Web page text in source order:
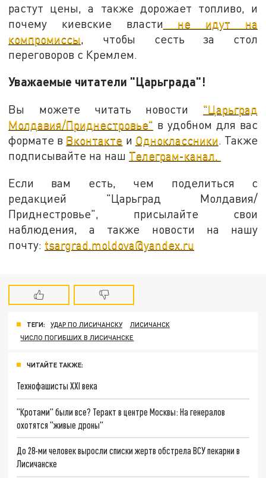
растут цены, а также дорожает топливо, и
почему киевские власти не идут на
компромиссы , чтобы сесть за стол
переговоров с Кремлем.
Уважаемые читатели "Царьграда"!
Вы можете читать новости "Царьград
Молдавия/Приднестровье" в удобном для вас
формате в Вконтакте и Одноклассники. Также
подписывайте на наш Телеграм-канал.
Если вам есть, чем поделиться с
редакцией "Царьград Молдавия/
Приднестровье", присылайте свои
наблюдения, а также новости на нашу
почту: tsargrad.moldova@yandex.ru
ТЕГИ: УДАР ПО ЛИСИЧАНСКУ
ЛИСИЧАНСК
ЧИСЛО ПОГИБШИХ В ЛИСИЧАНСКЕ
ЧИТАЙТЕ ТАКЖЕ:
Технофашисты XXI века
"Кротами" были все? Теракт в центре Москвы: На генералов
охотятся "живые дроны"
До 28-ми человек выросли списки жертв обстрела ВСУ пекарни в
Лисичанске